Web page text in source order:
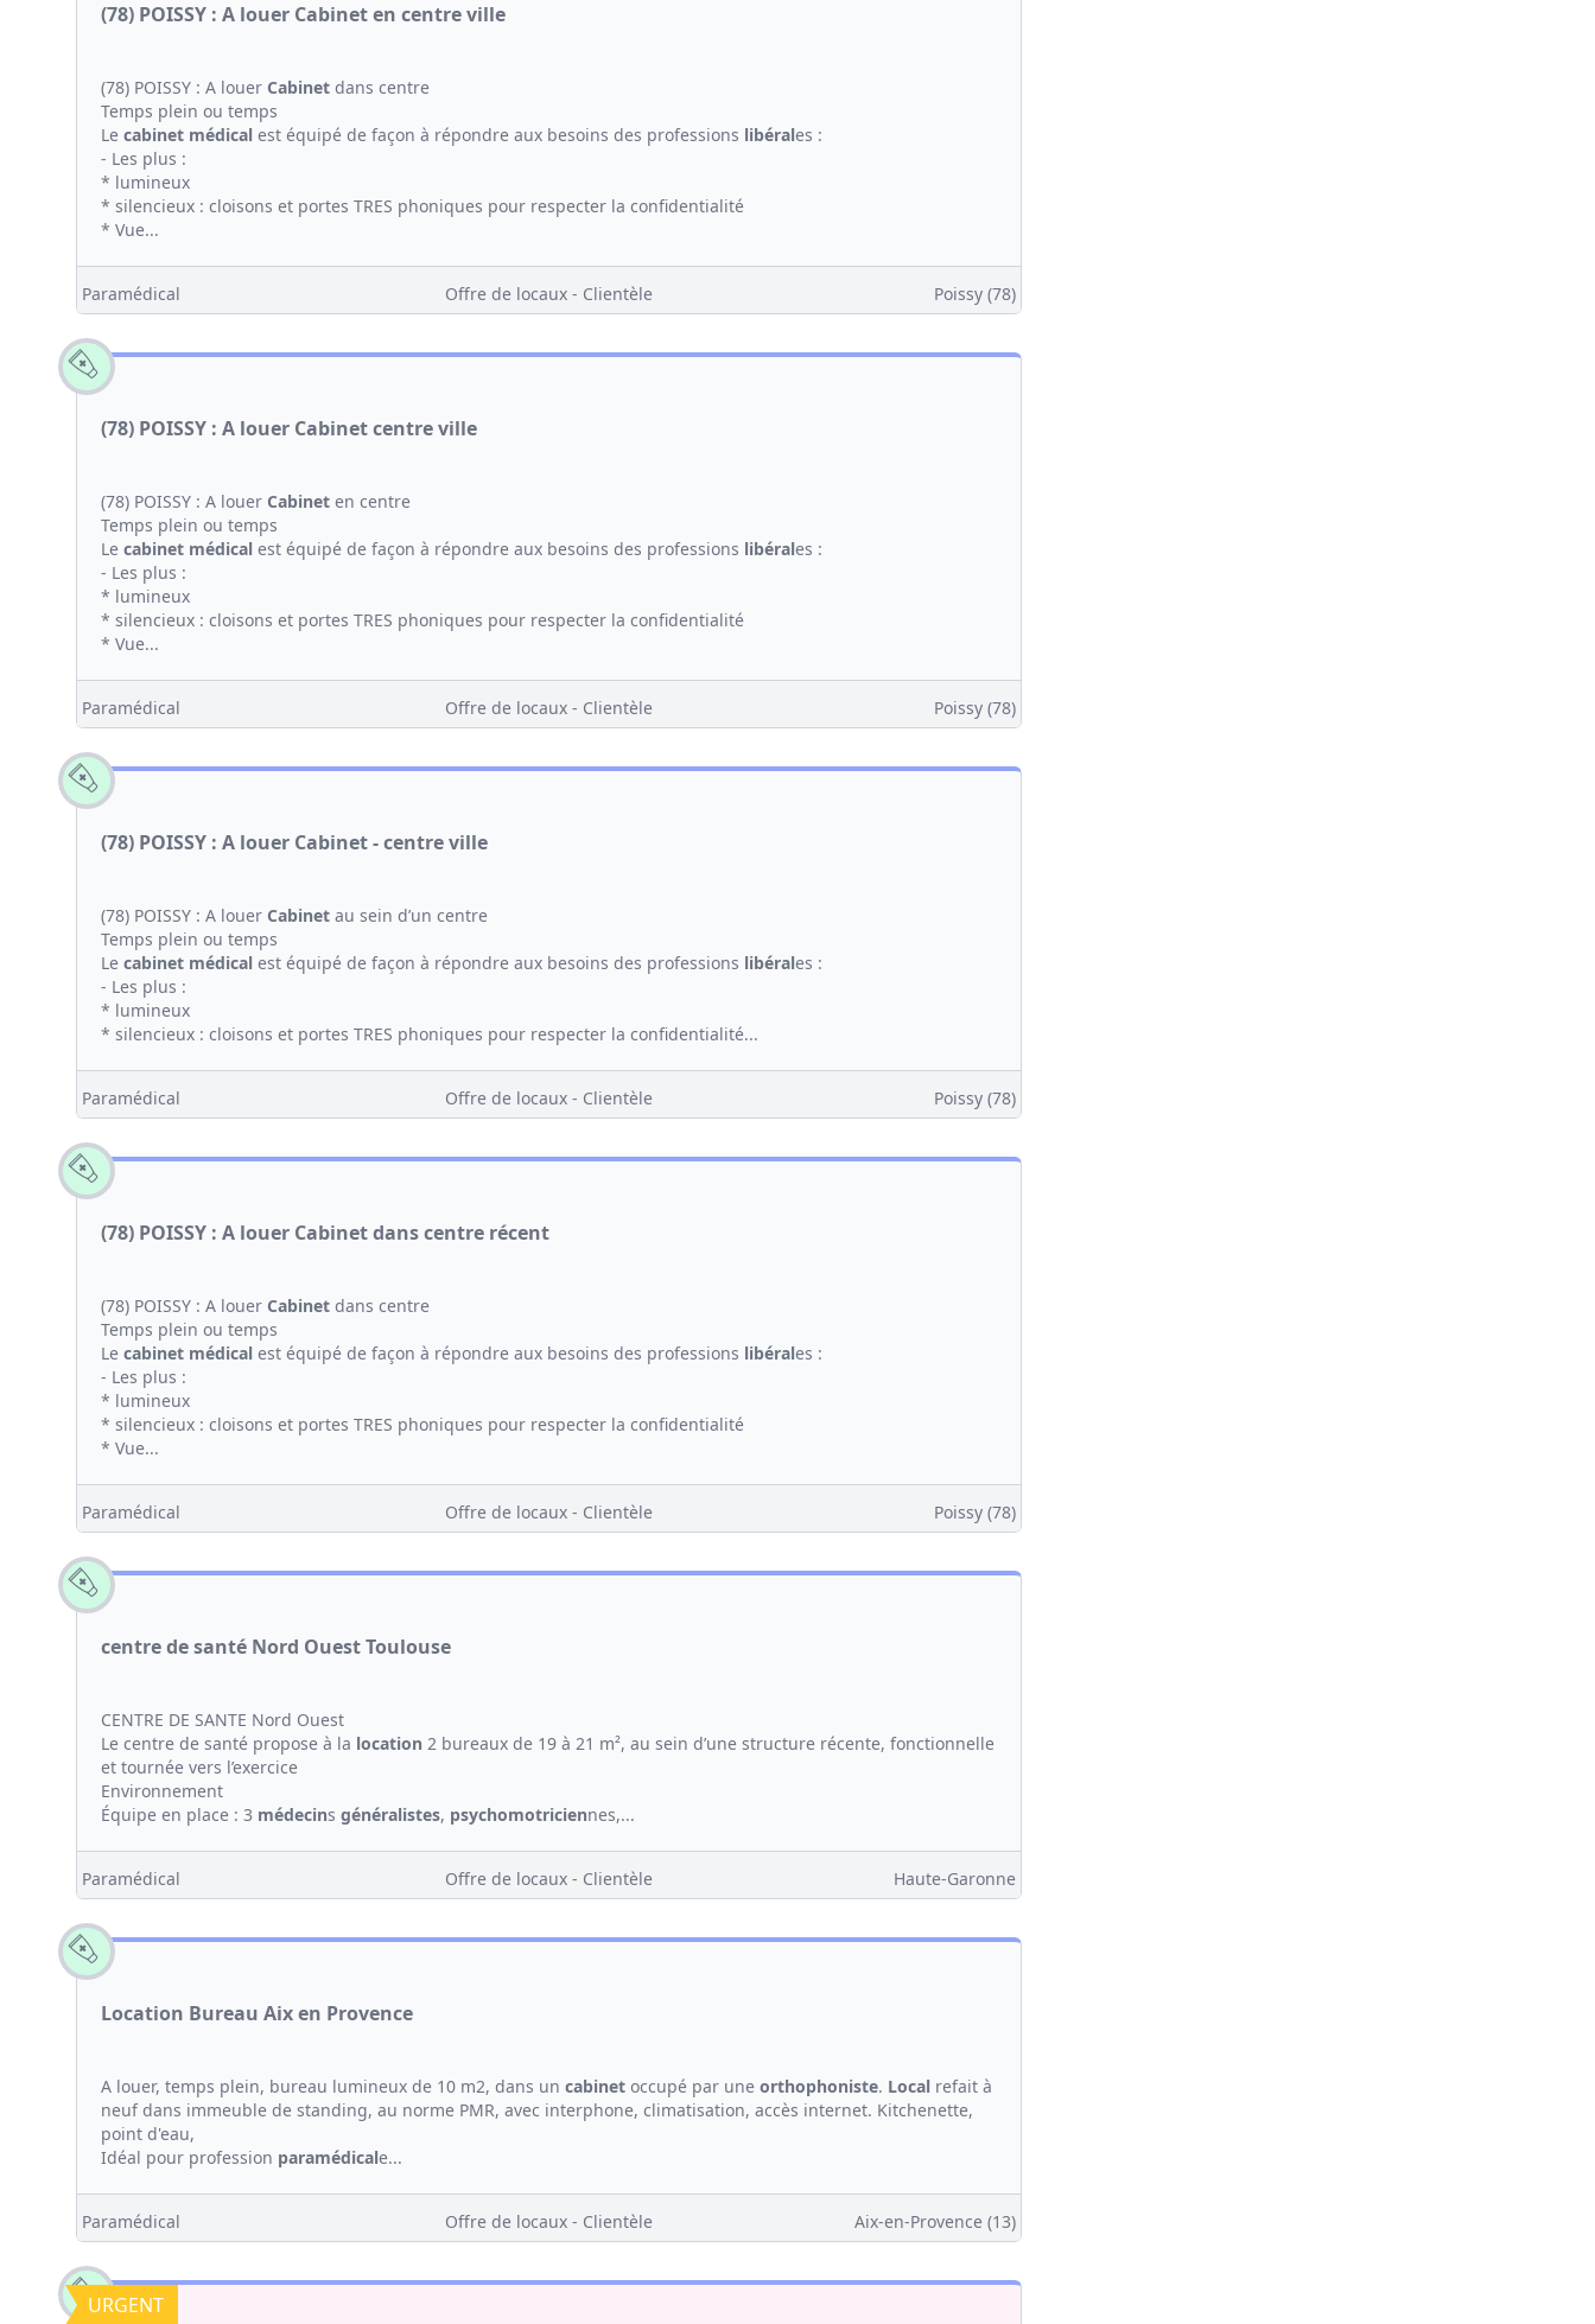
(78) POISSY : A louer Cabinet en centre ville
(78) POISSY : A louer Cabinet dans centre
Temps plein ou temps
Le cabinet médical est équipé de façon à répondre aux besoins des professions libérales :
- Les plus :
* lumineux
* silencieux : cloisons et portes TRES phoniques pour respecter la confidentialité
* Vue...
Paramédical Offre de locaux - Clientèle Poissy (78)
(78) POISSY : A louer Cabinet centre ville
(78) POISSY : A louer Cabinet en centre
Temps plein ou temps
Le cabinet médical est équipé de façon à répondre aux besoins des professions libérales :
- Les plus :
* lumineux
* silencieux : cloisons et portes TRES phoniques pour respecter la confidentialité
* Vue...
Paramédical Offre de locaux - Clientèle Poissy (78)
(78) POISSY : A louer Cabinet - centre ville
(78) POISSY : A louer Cabinet au sein d’un centre
Temps plein ou temps
Le cabinet médical est équipé de façon à répondre aux besoins des professions libérales :
- Les plus :
* lumineux
* silencieux : cloisons et portes TRES phoniques pour respecter la confidentialité...
Paramédical Offre de locaux - Clientèle Poissy (78)
(78) POISSY : A louer Cabinet dans centre récent
(78) POISSY : A louer Cabinet dans centre
Temps plein ou temps
Le cabinet médical est équipé de façon à répondre aux besoins des professions libérales :
- Les plus :
* lumineux
* silencieux : cloisons et portes TRES phoniques pour respecter la confidentialité
* Vue...
Paramédical Offre de locaux - Clientèle Poissy (78)
centre de santé Nord Ouest Toulouse
CENTRE DE SANTE Nord Ouest
Le centre de santé propose à la location 2 bureaux de 19 à 21 m², au sein d’une structure récente, fonctionnelle
et tournée vers l’exercice
Environnement
Équipe en place : 3 médecins généralistes, psychomotriciennes,...
Paramédical Offre de locaux - Clientèle Haute-Garonne
Location Bureau Aix en Provence
A louer, temps plein, bureau lumineux de 10 m2, dans un cabinet occupé par une orthophoniste. Local refait à
neuf dans immeuble de standing, au norme PMR, avec interphone, climatisation, accès internet. Kitchenette,
point d'eau,
Idéal pour profession paramédicale...
Paramédical Offre de locaux - Clientèle Aix-en-Provence (13)
URGENT